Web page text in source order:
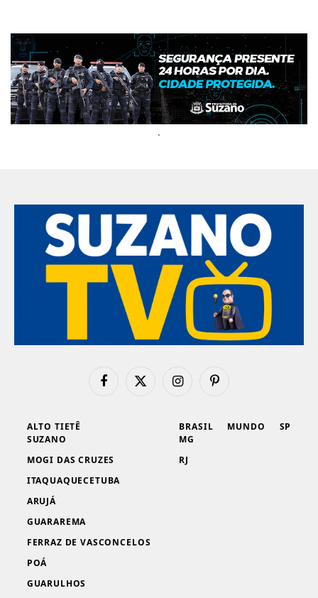
.
FacebookX
InstagramPinterest
ALTO TIETÊ
SUZANO
MOGI DAS CRUZES
ITAQUAQUECETUBA
ARUJÁ
GUARAREMA
FERRAZ DE VASCONCELOS
POÁ
GUARULHOS
BRASIL
MG
RJ
MUNDO SP